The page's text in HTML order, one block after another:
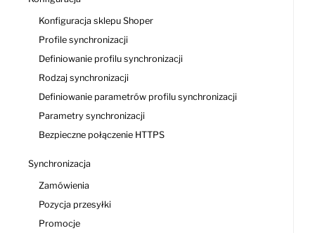
Konfiguracja sklepu Shoper
Profile synchronizacji
Definiowanie profilu synchronizacji
Rodzaj synchronizacji
Definiowanie parametrów profilu synchronizacji
Parametry synchronizacji
Bezpieczne połączenie HTTPS
Synchronizacja
Zamówienia
Pozycja przesyłki
Promocje